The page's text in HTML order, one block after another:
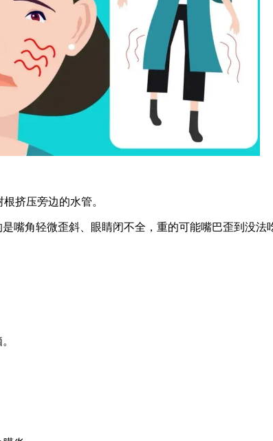
挤压旁边的水管。
角轻微歪斜、眼睛闭不全，重的可能嘴巴歪到没法